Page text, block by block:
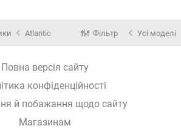
Atlantic Фільтр Усі моделі
Повна версія сайту
конфіденційності
й побажання щодо сайту
Магазинам